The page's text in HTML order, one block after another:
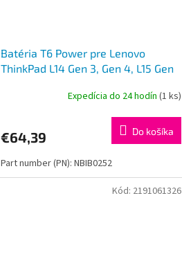
Batéria T6 Power pre Lenovo
ThinkPad L14 Gen 3, Gen 4, L15 Gen
Expedícia do 24 hodín (1 ks)
€64,39 Do košíka
Part number (PN): NBIB0252
Kód: 2191061326